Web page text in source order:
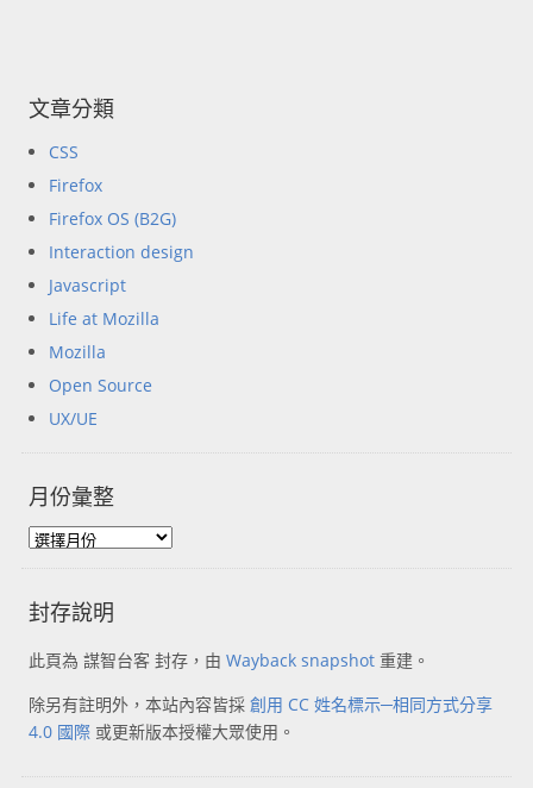
文章分類
CSS
Firefox
Firefox OS (B2G)
Interaction design
Javascript
Life at Mozilla
Mozilla
Open Source
UX/UE
月份彙整
封存說明
此頁為 謀智台客 封存，由 Wayback snapshot 重建。
除另有註明外，本站內容皆採 創用 CC 姓名標示─相同方式分享
4.0 國際 或更新版本授權大眾使用。